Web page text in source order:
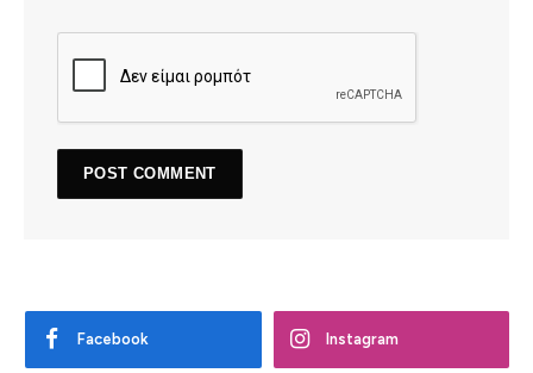
Facebook Instagram